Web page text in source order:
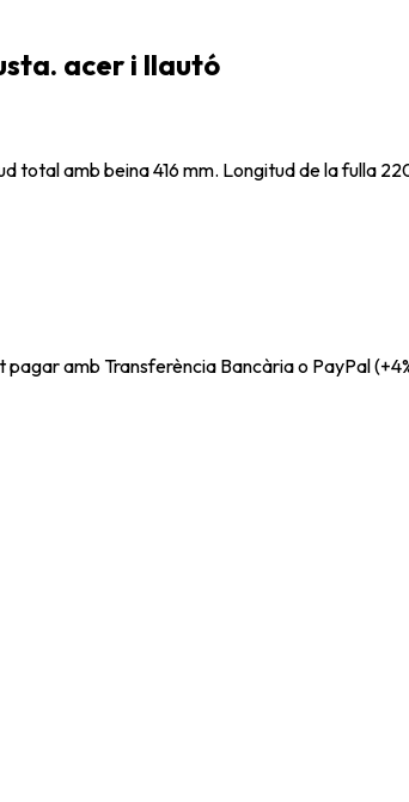
acer i llautó
total amb beina 416 mm. Longitud de la fulla
amb Transferència Bancària o PayPal